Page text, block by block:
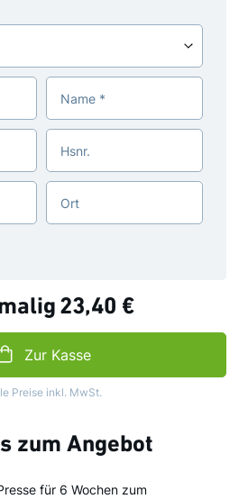
ein
Datum
23,40 €
Zur Kasse
Preise inkl. MwSt.
zum Angebot
für 6 Wochen zum